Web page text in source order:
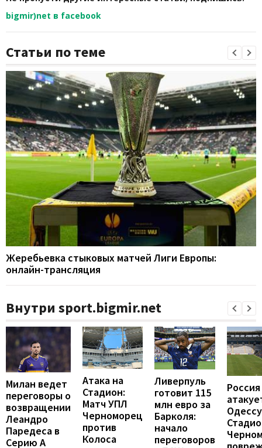
bigmir)net в facebook
Статьи по теме
Жеребьевка стыковых матчей Лиги Европы:
онлайн-трансляция
Внутри sport.bigmir.net
Милан ведет
переговоры о
возвращении
Леандро
Паредеса в
Серию А
Атака на
Стадион:
Матч УПЛ
Черноморец
против
Колоса
Ливерпуль
готовит 115
млн евро за
Барколя:
начало
переговоров
Россия